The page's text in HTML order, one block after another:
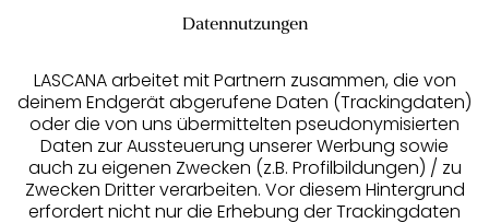
Services
Datennutzungen
LASCANA arbeitet mit Partnern zusammen, die von
deinem Endgerät abgerufene Daten (Trackingdaten)
oder die von uns übermittelten pseudonymisierten
Daten zur Aussteuerung unserer Werbung sowie
auch zu eigenen Zwecken (z.B. Profilbildungen) / zu
Zwecken Dritter verarbeiten. Vor diesem Hintergrund
erfordert nicht nur die Erhebung der Trackingdaten